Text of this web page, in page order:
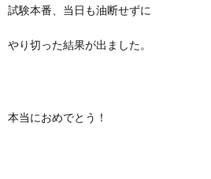
試験本番、当日も油断せずに
やり切った結果が出ました。
本当におめでとう！